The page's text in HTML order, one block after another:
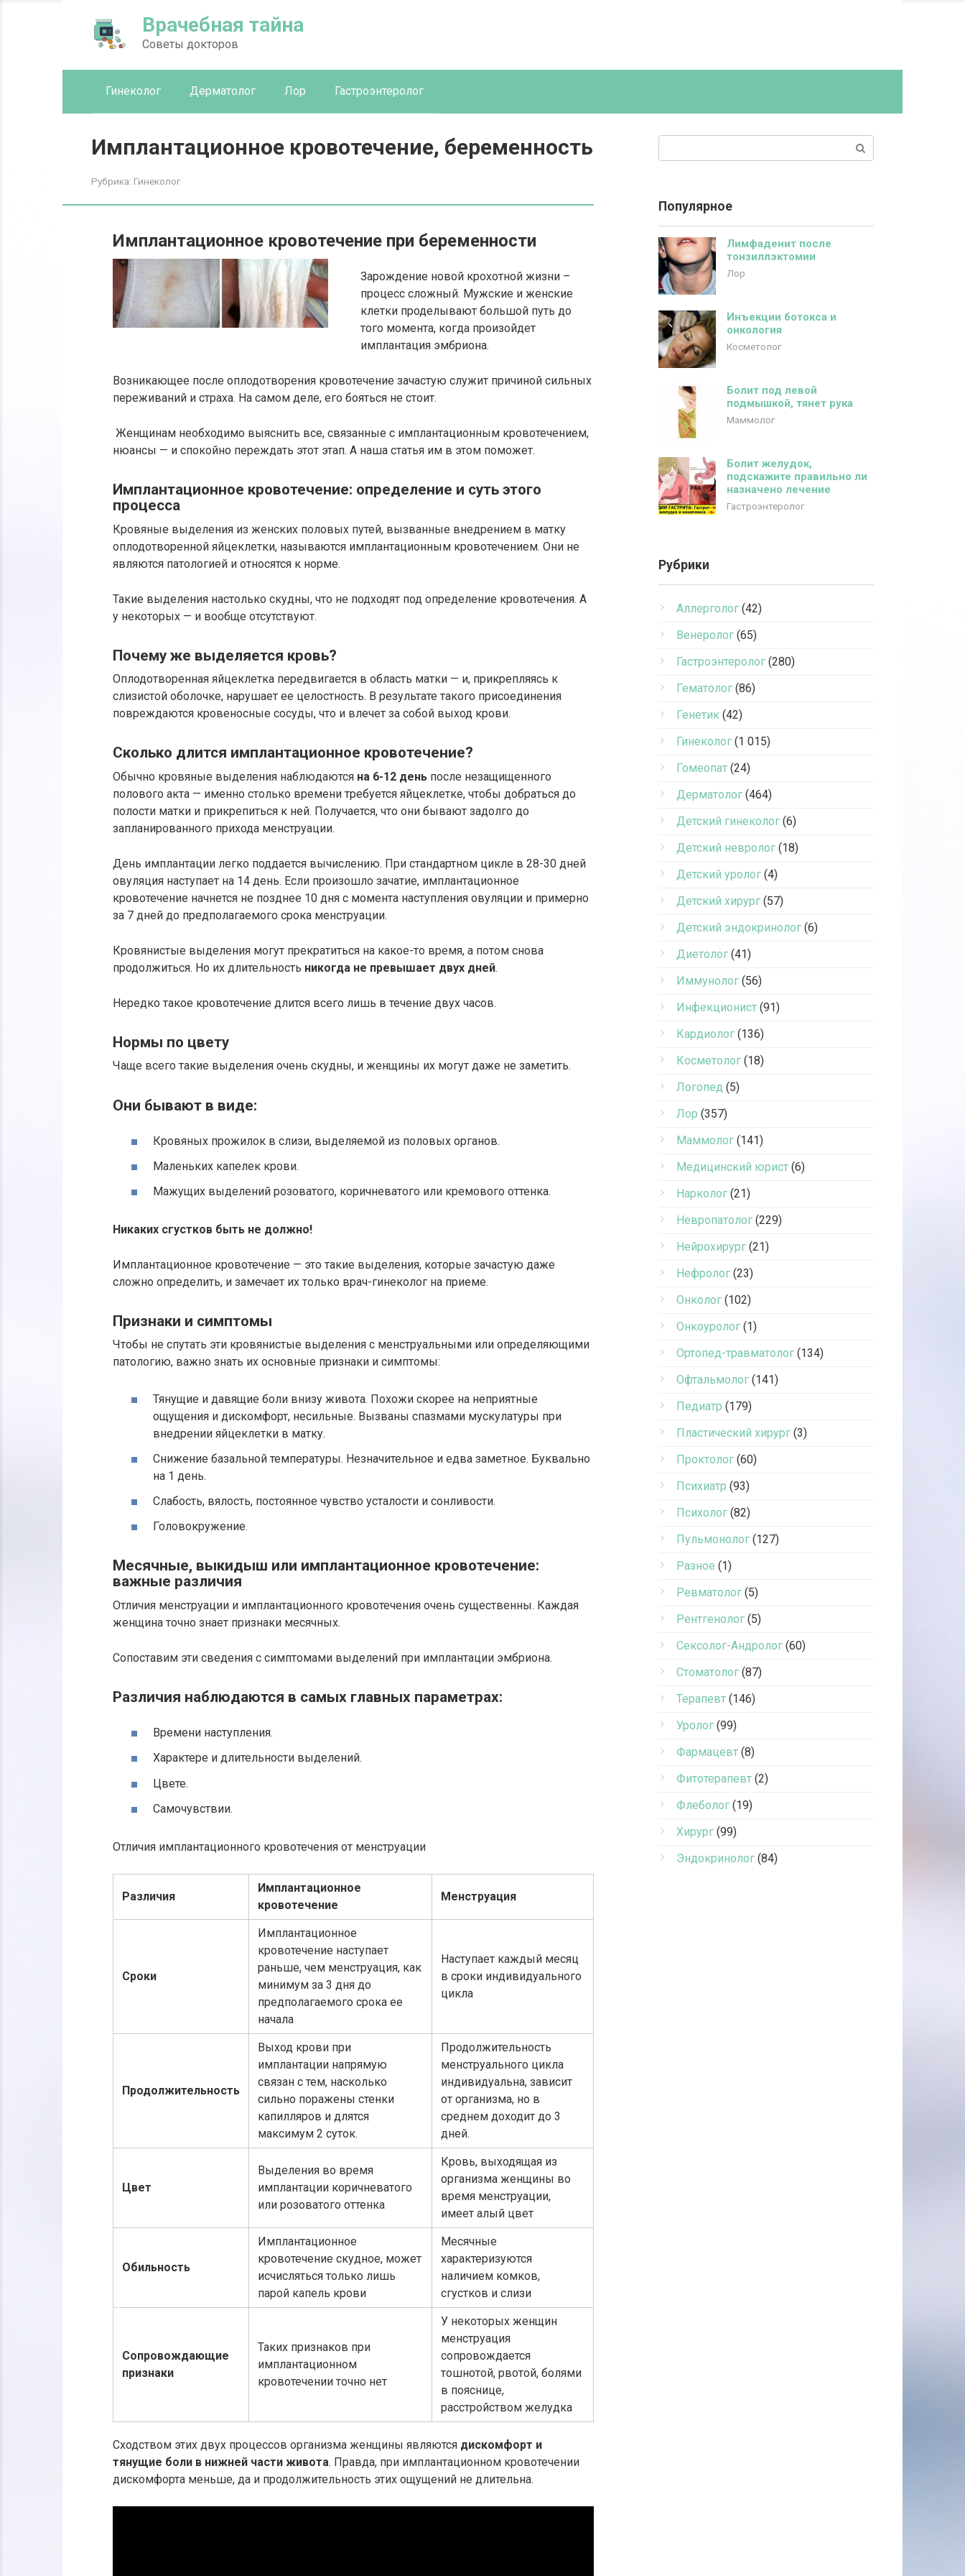
Врачебная тайна
Советы докторов
Гинеколог Дерматолог Лор Гастроэнтеролог
Имплантационное кровотечение, беременность
Рубрика: Гинеколог
Имплантационное кровотечение при беременности
Зарождение новой крохотной жизни –
процесс сложный. Мужские и женские
клетки проделывают большой путь до
того момента, когда произойдет
имплантация эмбриона.
Возникающее после оплодотворения кровотечение зачастую служит причиной сильных
переживаний и страха. На самом деле, его бояться не стоит.
Женщинам необходимо выяснить все, связанные с имплантационным кровотечением,
нюансы — и спокойно переждать этот этап. А наша статья им в этом поможет.
Имплантационное кровотечение: определение и суть этого
процесса
Кровяные выделения из женских половых путей, вызванные внедрением в матку
оплодотворенной яйцеклетки, называются имплантационным кровотечением. Они не
являются патологией и относятся к норме.
Такие выделения настолько скудны, что не подходят под определение кровотечения. А
у некоторых — и вообще отсутствуют.
Почему же выделяется кровь?
Оплодотворенная яйцеклетка передвигается в область матки — и, прикрепляясь к
слизистой оболочке, нарушает ее целостность. В результате такого присоединения
повреждаются кровеносные сосуды, что и влечет за собой выход крови.
Сколько длится имплантационное кровотечение?
Обычно кровяные выделения наблюдаются на 6-12 день после незащищенного
полового акта — именно столько времени требуется яйцеклетке, чтобы добраться до
полости матки и прикрепиться к ней. Получается, что они бывают задолго до
запланированного прихода менструации.
День имплантации легко поддается вычислению. При стандартном цикле в 28-30 дней
овуляция наступает на 14 день. Если произошло зачатие, имплантационное
кровотечение начнется не позднее 10 дня с момента наступления овуляции и примерно
за 7 дней до предполагаемого срока менструации.
Кровянистые выделения могут прекратиться на какое-то время, а потом снова
продолжиться. Но их длительность никогда не превышает двух дней.
Нередко такое кровотечение длится всего лишь в течение двух часов.
Нормы по цвету
Чаще всего такие выделения очень скудны, и женщины их могут даже не заметить.
Они бывают в виде:
Кровяных прожилок в слизи, выделяемой из половых органов.
Маленьких капелек крови.
Мажущих выделений розоватого, коричневатого или кремового оттенка.
Никаких сгустков быть не должно!
Имплантационное кровотечение — это такие выделения, которые зачастую даже
сложно определить, и замечает их только врач-гинеколог на приеме.
Признаки и симптомы
Чтобы не спутать эти кровянистые выделения с менструальными или определяющими
патологию, важно знать их основные признаки и симптомы:
Тянущие и давящие боли внизу живота. Похожи скорее на неприятные
ощущения и дискомфорт, несильные. Вызваны спазмами мускулатуры при
внедрении яйцеклетки в матку.
Снижение базальной температуры. Незначительное и едва заметное. Буквально
на 1 день.
Слабость, вялость, постоянное чувство усталости и сонливости.
Головокружение.
Месячные, выкидыш или имплантационное кровотечение:
важные различия
Отличия менструации и имплантационного кровотечения очень существенны. Каждая
женщина точно знает признаки месячных.
Сопоставим эти сведения с симптомами выделений при имплантации эмбриона.
Различия наблюдаются в самых главных параметрах:
Времени наступления.
Характере и длительности выделений.
Цвете.
Самочувствии.
Отличия имплантационного кровотечения от менструации
Различия
Имплантационное
кровотечение
Менструация
Сроки
Имплантационное
кровотечение наступает
раньше, чем менструация, как
минимум за 3 дня до
предполагаемого срока ее
начала
Наступает каждый месяц
в сроки индивидуального
цикла
Продолжительность
Выход крови при
имплантации напрямую
связан с тем, насколько
сильно поражены стенки
капилляров и длятся
максимум 2 суток.
Продолжительность
менструального цикла
индивидуальна, зависит
от организма, но в
среднем доходит до 3
дней.
Цвет
Выделения во время
имплантации коричневатого
или розоватого оттенка
Кровь, выходящая из
организма женщины во
время менструации,
имеет алый цвет
Обильность
Имплантационное
кровотечение скудное, может
исчисляться только лишь
парой капель крови
Месячные
характеризуются
наличием комков,
сгустков и слизи
Сопровождающие
признаки
Таких признаков при
имплантационном
кровотечении точно нет
У некоторых женщин
менструация
сопровождается
тошнотой, рвотой, болями
в пояснице,
расстройством желудка
Сходством этих двух процессов организма женщины являются дискомфорт и
тянущие боли в нижней части живота. Правда, при имплантационном кровотечении
дискомфорта меньше, да и продолжительность этих ощущений не длительна.
Популярное
Лимфаденит после
тонзиллэктомии
Лор
Инъекции ботокса и
онкология
Косметолог
Болит под левой
подмышкой, тянет рука
Маммолог
Болит желудок,
подскажите правильно ли
назначено лечение
Гастроэнтеролог
Рубрики
Аллерголог (42)
Венеролог (65)
Гастроэнтеролог (280)
Гематолог (86)
Генетик (42)
Гинеколог (1 015)
Гомеопат (24)
Дерматолог (464)
Детский гинеколог (6)
Детский невролог (18)
Детский уролог (4)
Детский хирург (57)
Детский эндокринолог (6)
Диетолог (41)
Иммунолог (56)
Инфекционист (91)
Кардиолог (136)
Косметолог (18)
Логопед (5)
Лор (357)
Маммолог (141)
Медицинский юрист (6)
Нарколог (21)
Невропатолог (229)
Нейрохирург (21)
Нефролог (23)
Онколог (102)
Онкоуролог (1)
Ортопед-травматолог (134)
Офтальмолог (141)
Педиатр (179)
Пластический хирург (3)
Проктолог (60)
Психиатр (93)
Психолог (82)
Пульмонолог (127)
Разное (1)
Ревматолог (5)
Рентгенолог (5)
Сексолог-Андролог (60)
Стоматолог (87)
Терапевт (146)
Уролог (99)
Фармацевт (8)
Фитотерапевт (2)
Флеболог (19)
Хирург (99)
Эндокринолог (84)